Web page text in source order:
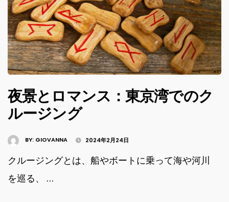
夜景とロマンス：東京湾でのク
ルージング
BY: GIOVANNA 2024年2月24日
クルージングとは、船やボートに乗って海や河川
を巡る、 …